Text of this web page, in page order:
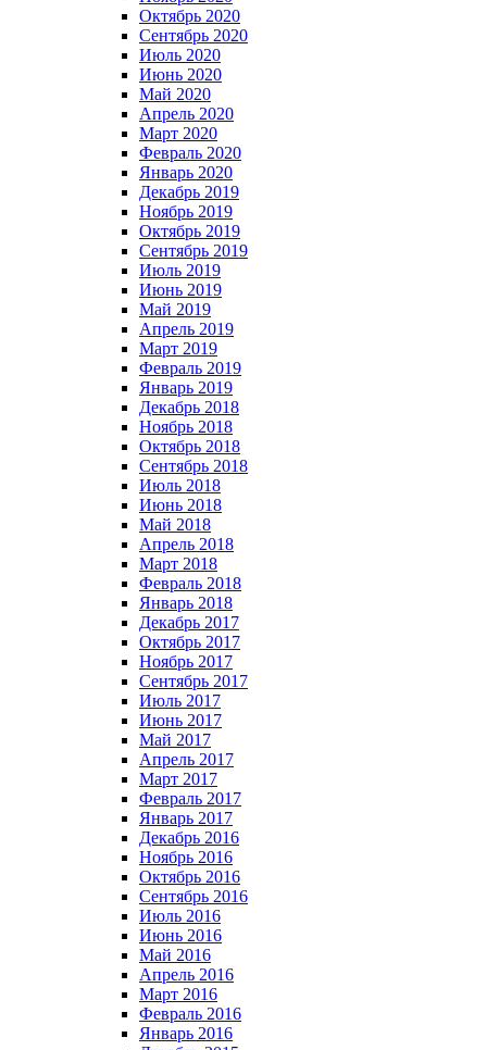
Октябрь 2020
Сентябрь 2020
Июль 2020
Июнь 2020
Май 2020
Апрель 2020
Март 2020
Февраль 2020
Январь 2020
Декабрь 2019
Ноябрь 2019
Октябрь 2019
Сентябрь 2019
Июль 2019
Июнь 2019
Май 2019
Апрель 2019
Март 2019
Февраль 2019
Январь 2019
Декабрь 2018
Ноябрь 2018
Октябрь 2018
Сентябрь 2018
Июль 2018
Июнь 2018
Май 2018
Апрель 2018
Март 2018
Февраль 2018
Январь 2018
Декабрь 2017
Октябрь 2017
Ноябрь 2017
Сентябрь 2017
Июль 2017
Июнь 2017
Май 2017
Апрель 2017
Март 2017
Февраль 2017
Январь 2017
Декабрь 2016
Ноябрь 2016
Октябрь 2016
Сентябрь 2016
Июль 2016
Июнь 2016
Май 2016
Апрель 2016
Март 2016
Февраль 2016
Январь 2016